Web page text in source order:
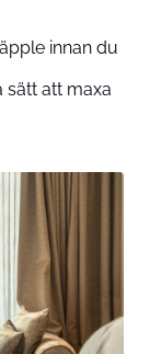
innan du
sätt att maxa